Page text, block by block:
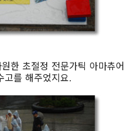
한 초절정 전문가틱 아마츄어
고를 해주었지요.